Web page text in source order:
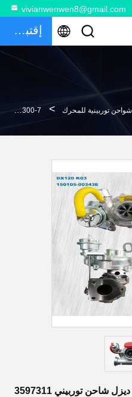
vivianwenwen8@gmail.com
إقتباس
شواحن توربينية للمحرك > PC300-7 محرك ديزل شاحن توربيني 3597311 6743818040 محرك S6D114
PC300-7 محرك ديزل شاحن توربيني 3597311